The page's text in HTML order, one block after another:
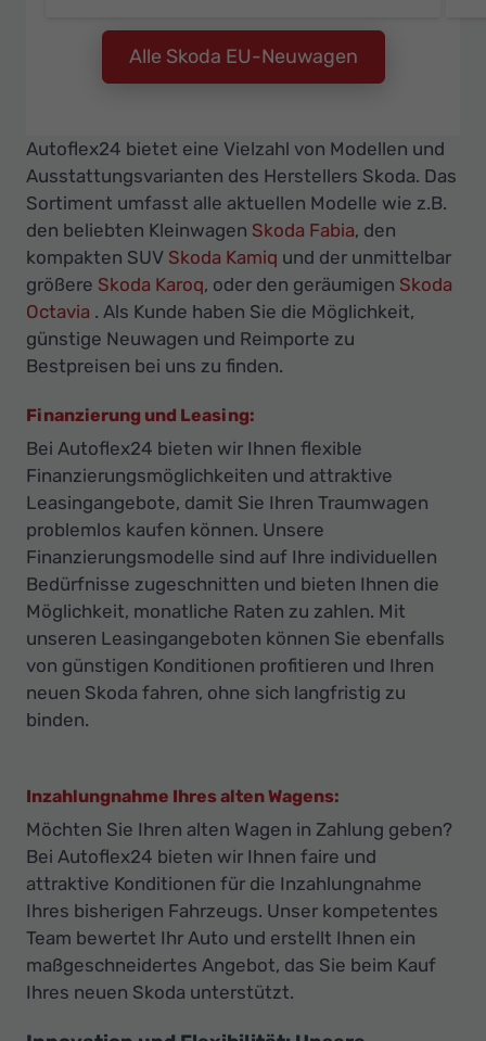
Alle Skoda EU-Neuwagen
Autoflex24 bietet eine Vielzahl von Modellen und
Ausstattungsvarianten des Herstellers Skoda. Das
Sortiment umfasst alle aktuellen Modelle wie z.B.
den beliebten Kleinwagen Skoda Fabia, den
kompakten SUV Skoda Kamiq und der unmittelbar
größere Skoda Karoq, oder den geräumigen Skoda
Octavia . Als Kunde haben Sie die Möglichkeit,
günstige Neuwagen und Reimporte zu
Bestpreisen bei uns zu finden.
Finanzierung und Leasing:
Bei Autoflex24 bieten wir Ihnen flexible
Finanzierungsmöglichkeiten und attraktive
Leasingangebote, damit Sie Ihren Traumwagen
problemlos kaufen können. Unsere
Finanzierungsmodelle sind auf Ihre individuellen
Bedürfnisse zugeschnitten und bieten Ihnen die
Möglichkeit, monatliche Raten zu zahlen. Mit
unseren Leasingangeboten können Sie ebenfalls
von günstigen Konditionen profitieren und Ihren
neuen Skoda fahren, ohne sich langfristig zu
binden.
Inzahlungnahme Ihres alten Wagens:
Möchten Sie Ihren alten Wagen in Zahlung geben?
Bei Autoflex24 bieten wir Ihnen faire und
attraktive Konditionen für die Inzahlungnahme
Ihres bisherigen Fahrzeugs. Unser kompetentes
Team bewertet Ihr Auto und erstellt Ihnen ein
maßgeschneidertes Angebot, das Sie beim Kauf
Ihres neuen Skoda unterstützt.